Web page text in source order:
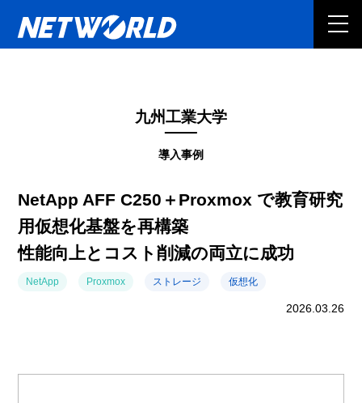
導入事例
九州工業大学
NetApp AFF C250＋Proxmox で教育研究
用仮想化基盤を再構築
性能向上とコスト削減の両立に成功
NetApp Proxmox ストレージ 仮想化
2026.03.26